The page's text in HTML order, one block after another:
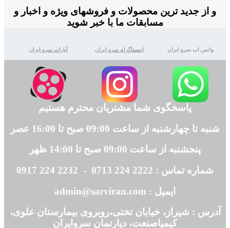
و از جدید ترین محصولات و فروشهای ویژه و اخبار و
مسابقات ما با خبر شوید
واتس اپ سرو ایران اینستاگرام سرو ایران آپارات سرو ایران
پاسخگوی شما مشتریان محترم هستیم
شنبه تا چهارشنبه از ساعت 09:00 صبح تا 16:00 عصر
پنجشنبه از ساعت 09:00 صبح تا 14:00 ظهر
شماره تماس : 2222 224 0713 - 2232 224 0917
ایمیل : admin@sarviran.com
آدرس : شیراز، خیابان تختی،روبروی بیمارستان علوی،
کیمیاصنعت، دپارتمان سروایران